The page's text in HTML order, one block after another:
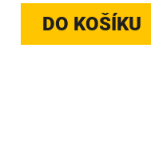
DO KOŠÍKU